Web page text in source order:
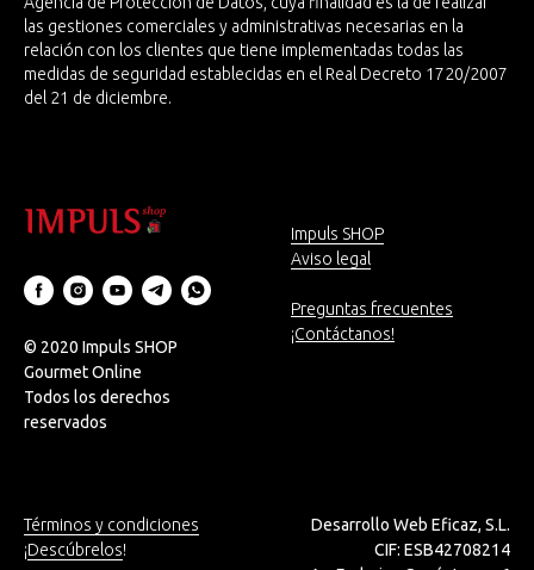
las gestiones comerciales y administrativas necesarias en la
relación con los clientes que tiene implementadas todas las
medidas de seguridad establecidas en el Real Decreto 1720/2007
del 21 de diciembre.
© 2020 Impuls SHOP
Gourmet Online
Todos los derechos
reservados
Impuls SHOP
Aviso legal
Preguntas frecuentes
¡Contáctanos!
Términos y condiciones
¡Descúbrelos!
Desarrollo Web Eficaz, S.L.
CIF: ESB42708214